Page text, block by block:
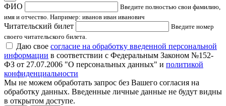
ФИО
Введите полностью свои фамилию,
имя и отчество. Например: иванов иван иванович
Читательский билет
Введите номер
своего читательского билета.
Даю свое согласие на обработку введенной персональной
информации в соответствии с Федеральным Законом №152-
ФЗ от 27.07.2006 "О персональных данных" и политикой
конфиденциальности
Мы не можем обработать запрос без Вашего согласия на
обработку данных. Введенные личные данные не будут видны
в открытом доступе.